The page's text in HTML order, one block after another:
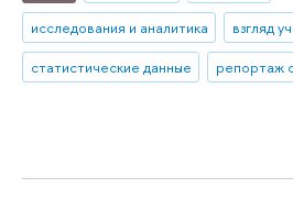
исследования и аналитика
взгляд
статистические данные
репортаж